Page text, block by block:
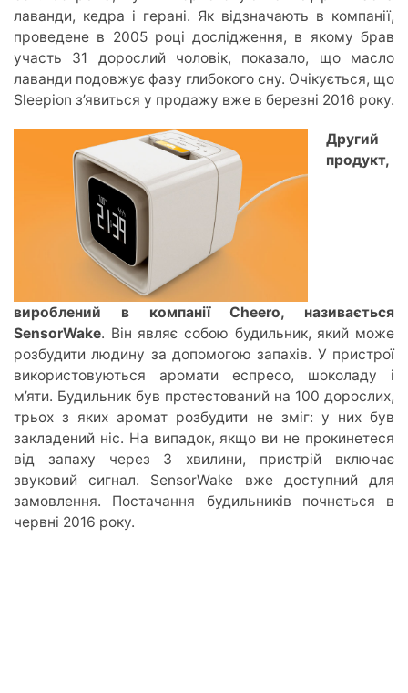
лаванди, кедра і герані. Як відзначають в компанії,
проведене в 2005 році дослідження, в якому брав
участь 31 дорослий чоловік, показало, що масло
лаванди подовжує фазу глибокого сну. Очікується, що
Sleepion з’явиться у продажу вже в березні 2016 року.
Другий
продукт,
вироблений в компанії Cheero, називається
SensorWake. Він являє собою будильник, який може
розбудити людину за допомогою запахів. У пристрої
використовуються аромати еспресо, шоколаду і
м’яти. Будильник був протестований на 100 дорослих,
трьох з яких аромат розбудити не зміг: у них був
закладений ніс. На випадок, якщо ви не прокинетеся
від запаху через 3 хвилини, пристрій включає
звуковий сигнал. SensorWake вже доступний для
замовлення. Постачання будильників почнеться в
червні 2016 року.